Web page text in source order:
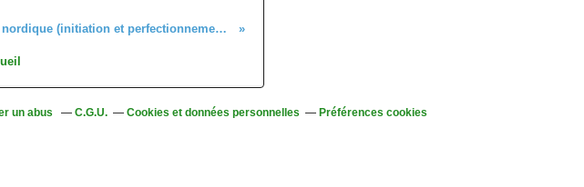
Marche nordique (initiation et perfectionnement), lundi 26 septembre 2022
un abus C.G.U. Cookies et données personnelles Préférences cookies